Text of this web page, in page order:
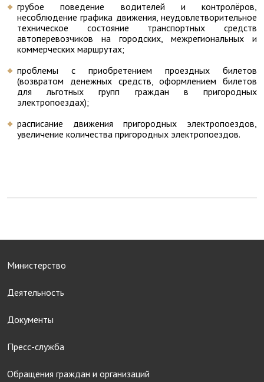
грубое поведение водителей и контролёров,
несоблюдение графика движения, неудовлетворительное
техническое состояние транспортных средств
автоперевозчиков на городских, межрегиональных и
коммерческих маршрутах;
проблемы с приобретением проездных билетов
(возвратом денежных средств, оформлением билетов
для льготных групп граждан в пригородных
электропоездах);
расписание движения пригородных электропоездов,
увеличение количества пригородных электропоездов.
Министерство
Деятельность
Документы
Пресс-служба
Обращения граждан и организаций